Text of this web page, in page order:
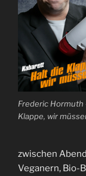
Frederic Hormuth
Klappe, wir
zwischen
Veganern, Bio-